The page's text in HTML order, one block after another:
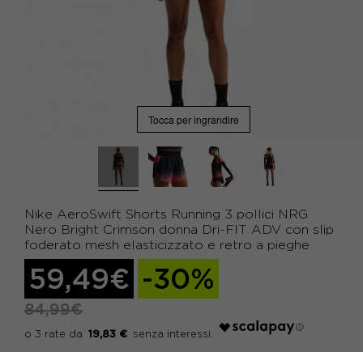
Tocca per ingrandire
Nike AeroSwift Shorts Running 3 pollici NRG
Nero Bright Crimson donna Dri-FIT ADV con slip
foderato mesh elasticizzato e retro a pieghe
59,49€ -30%
84,99€
19,83 €